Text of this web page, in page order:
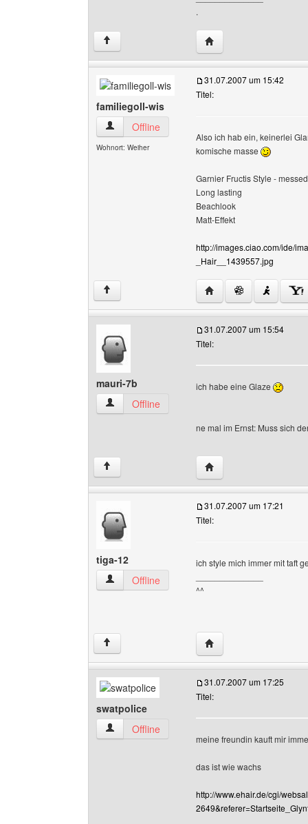
.
↑ Website dieses
familiegoll-wis
familiegoll-wis Benutzer-Profile anzeigen
Offline
Wohnort: Weiher
31.07.2007 um 15:42
Titel:
Also ich hab ein, keinerlei
komische masse
Garnier Fructis Style -
Long lasting
Beachlook
Matt-Effekt
http://images.ciao.com/ide/
_Hair__1439557.jpg
↑ Website dieses
mauri-7b
mauri-7b Benutzer-Profile anzeigen
Offline
31.07.2007 um 15:54
Titel:
ich habe eine Glaze
ne mal im Ernst: Muss sich
↑ Website dieses
tiga-12
tiga-12 Benutzer-Profile anzeigen
Offline
31.07.2007 um 17:21
Titel:
ich style mich immer mit taft
^^
↑ Website dieses
swatpolice
swatpolice Benutzer-Profile anzeigen
Offline
31.07.2007 um 17:25
Titel:
meine freundin kauft mir
das ist wie wachs
http://www.ehair.de/cgi/